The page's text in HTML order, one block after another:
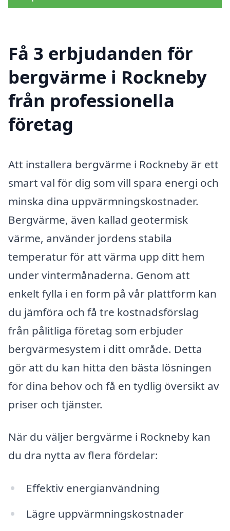
Få 3 erbjudanden för
bergvärme i Rockneby
från professionella
företag
Att installera bergvärme i Rockneby är ett
smart val för dig som vill spara energi och
minska dina uppvärmningskostnader.
Bergvärme, även kallad geotermisk
värme, använder jordens stabila
temperatur för att värma upp ditt hem
under vintermånaderna. Genom att
enkelt fylla i en form på vår plattform kan
du jämföra och få tre kostnadsförslag
från pålitliga företag som erbjuder
bergvärmesystem i ditt område. Detta
gör att du kan hitta den bästa lösningen
för dina behov och få en tydlig översikt av
priser och tjänster.
När du väljer bergvärme i Rockneby kan
du dra nytta av flera fördelar:
Effektiv energianvändning
Lägre uppvärmningskostnader